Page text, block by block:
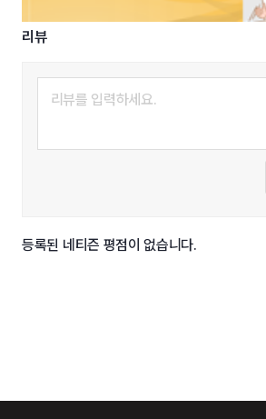
리뷰
등록된 네티즌 평점이 없습니다.